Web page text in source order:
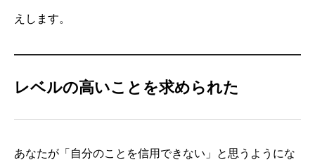
えします。
レベルの高いことを求められた
あなたが「自分のことを信用できない」と思うようにな